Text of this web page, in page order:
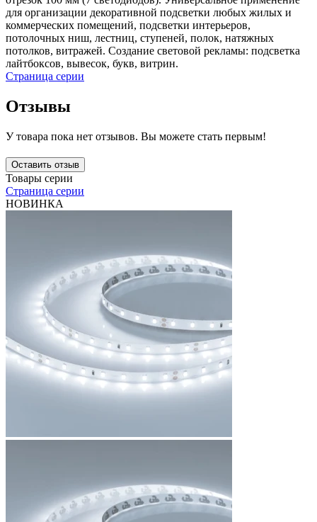
для организации декоративной подсветки любых жилых и
коммерческих помещений, подсветки интерьеров,
потолочных ниш, лестниц, ступеней, полок, натяжных
потолков, витражей. Создание световой рекламы: подсветка
лайтбоксов, вывесок, букв, витрин.
Страница серии
Отзывы
У товара пока нет отзывов. Вы можете стать первым!
Оставить отзыв
Товары серии
Страница серии
НОВИНКА